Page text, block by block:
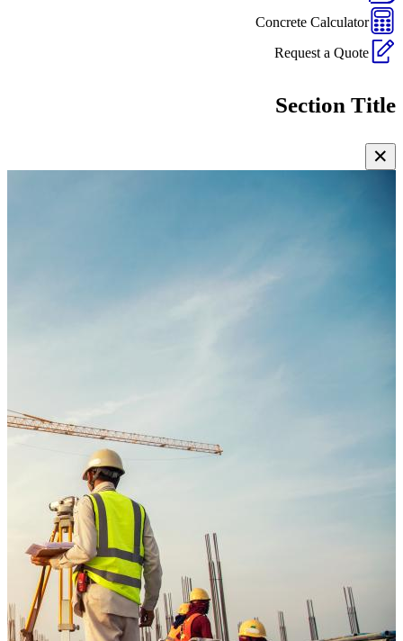
Concrete Calculator
Request a Quote
Section Title
✕